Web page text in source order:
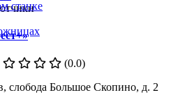
станке
(0.0)
слобода Большое Скопино, д. 2